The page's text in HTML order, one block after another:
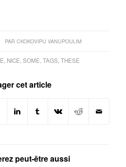
PAR CKOKOVIPU VANUPOULIM
NICE ,SOME ,TAGS ,THESE
cet article
peut-être aussi